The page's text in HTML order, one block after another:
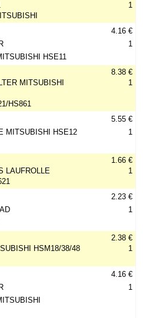
1
HSE11
4.16 €
1
MITSUBISHI
HS861
8.38 €
1
MITSUBISHI HSE12
5.55 €
1
LAUFROLLE
1.66 €
1
2.23 €
1
HSM18/38/48
2.38 €
1
4.16 €
1